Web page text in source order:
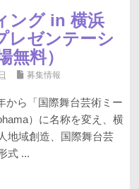
ング in 横浜
レゼンテーシ
無料）
募集情報
から「国際舞台芸術ミー
）に名称を変え、横
地域創造、国際舞台芸
式 ...